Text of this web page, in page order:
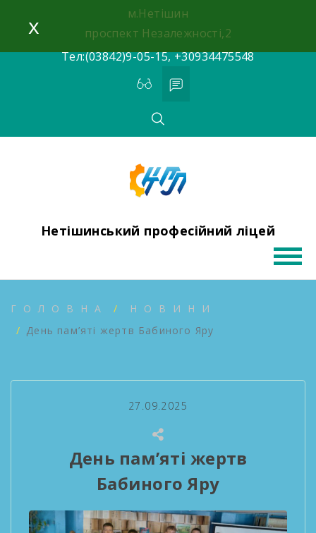
content
м.Нетішин
проспект Незалежності,2
Тел:(03842)9-05-15, +30934475548
Нетішинський професійний ліцей
ГОЛОВНА
НОВИНИ
День пам’яті жертв Бабиного Яру
27.09.2025
День пам’яті жертв
Бабиного Яру
x